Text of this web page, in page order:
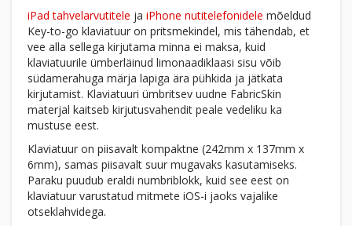
iPad tahvelarvutitele ja iPhone nutitelefonidele mõeldud
Key-to-go klaviatuur on pritsmekindel, mis tähendab, et
vee alla sellega kirjutama minna ei maksa, kuid
klaviatuurile ümberläinud limonaadiklaasi sisu võib
südamerahuga märja lapiga ära pühkida ja jätkata
kirjutamist. Klaviatuuri ümbritsev uudne FabricSkin
materjal kaitseb kirjutusvahendit peale vedeliku ka
mustuse eest.
Klaviatuur on piisavalt kompaktne (242mm x 137mm x
6mm), samas piisavalt suur mugavaks kasutamiseks.
Paraku puudub eraldi numbriblokk, kuid see eest on
klaviatuur varustatud mitmete iOS-i jaoks vajalike
otseklahvidega.